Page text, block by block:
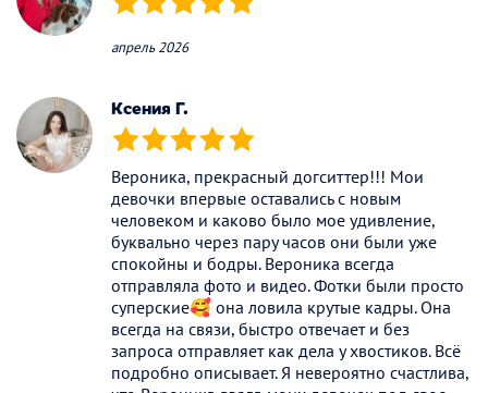
(*) (*) (*) (*) (*)
апрель 2026
Ксения Г.
(*) (*) (*) (*) (*)
Вероника, прекрасный догситтер!!! Мои
девочки впервые оставались с новым
человеком и каково было мое удивление,
буквально через пару часов они были уже
спокойны и бодры. Вероника всегда
отправляла фото и видео. Фотки были просто
суперские🥰 она ловила крутые кадры. Она
всегда на связи, быстро отвечает и без
запроса отправляет как дела у хвостиков. Всё
подробно описывает. Я невероятно счастлива,